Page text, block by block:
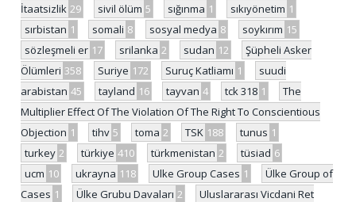
İtaatsizlik 29 sivil ölüm 5 sığınma 1 sıkıyönetim 1
sırbistan 1 somali 8 sosyal medya 8 soykırım 15
sözleşmeli er 17 srilanka 2 sudan 12
Şüpheli Asker
Ölümleri 358 Suriye 172 Suruç Katliamı 1
suudi
arabistan 45 tayland 16 tayvan 4 tck 318 1
The
Multiplier Effect Of The Violation Of The Right To Conscientious
Objection 1 tihv 5 toma 2 TSK 188 tunus 1
turkey 2 türkiye 410 türkmenistan 2 tüsiad 6
ucm 10 ukrayna 118 Ulke Group Cases 1
Ülke Group of
Cases 1 Ülke Grubu Davaları 2
Uluslararası Vicdani Ret